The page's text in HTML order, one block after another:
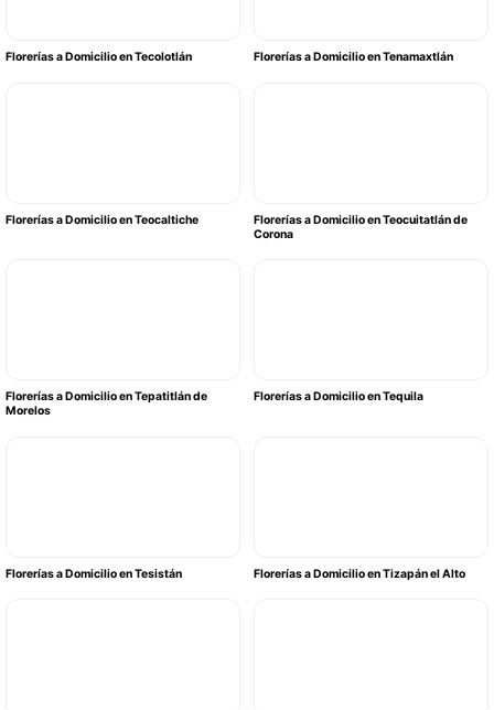
Florerías a Domicilio en Tecolotlán Florerías a Domicilio en Tenamaxtlán
Florerías a Domicilio en Teocaltiche
Florerías a Domicilio en Teocuitatlán de
Corona
Florerías a Domicilio en Tepatitlán de
Morelos
Florerías a Domicilio en Tequila
Florerías a Domicilio en Tesistán Florerías a Domicilio en Tizapán el Alto